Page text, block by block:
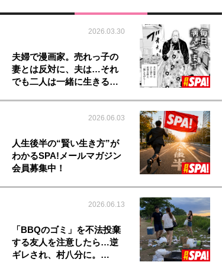
2026.03.30
夫婦で漫画家。売れっ子の
妻とは反対に、夫は…それ
でも二人は一緒に生きる…
2026.06.03
人生後半の“賢い生き方”が
わかるSPA!メールマガジン
会員募集中！
2026.06.13
「BBQのゴミ」を不法投棄
する友人を注意したら…逆
ギレされ、村八分に。…